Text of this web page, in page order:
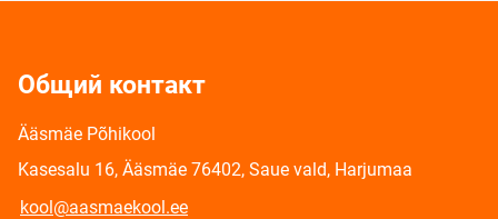
Общий контакт
Ääsmäe Põhikool
Kasesalu 16, Ääsmäe 76402, Saue vald, Harjumaa
kool@aasmaekool.ee